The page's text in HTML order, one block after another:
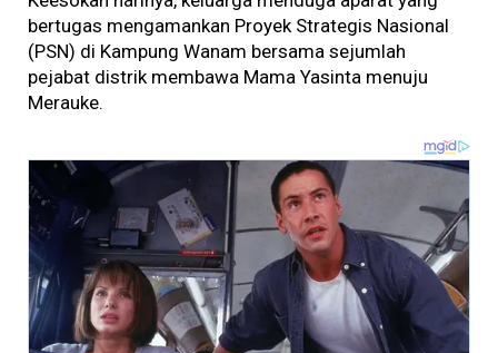
bertugas mengamankan Proyek Strategis Nasional
(PSN) di Kampung Wanam bersama sejumlah
pejabat distrik membawa Mama Yasinta menuju
Merauke.